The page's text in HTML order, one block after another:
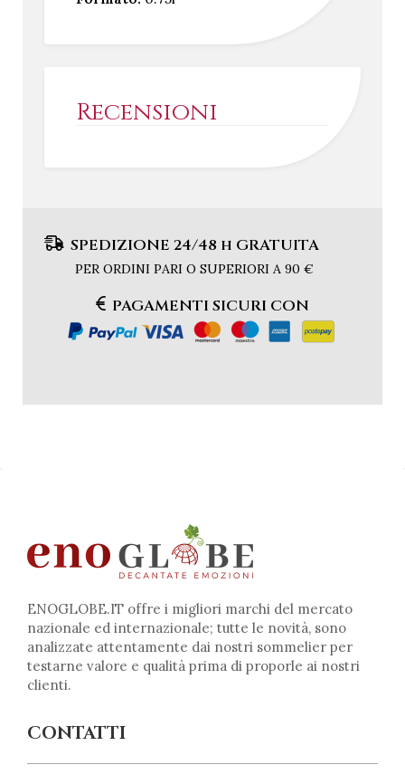
Recensioni
SPEDIZIONE 24/48 h GRATUITA
PER ORDINI PARI O SUPERIORI A 90 €
PAGAMENTI SICURI CON
ENOGLOBE.IT offre i migliori marchi del mercato
nazionale ed internazionale; tutte le novità, sono
analizzate attentamente dai nostri sommelier per
testarne valore e qualità prima di proporle ai nostri
clienti.
CONTATTI